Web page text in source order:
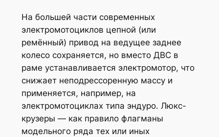
На большей части современных
электромотоциклов цепной (или
ремённый) привод на ведущее заднее
колесо сохраняется, но вместо ДВС в
раме устанавливается электромотор, что
снижает неподрессоренную массу и
применяется, например, на
электромотоциклах типа эндуро. Люкс-
крузеры — как правило флагманы
модельного ряда тех или иных